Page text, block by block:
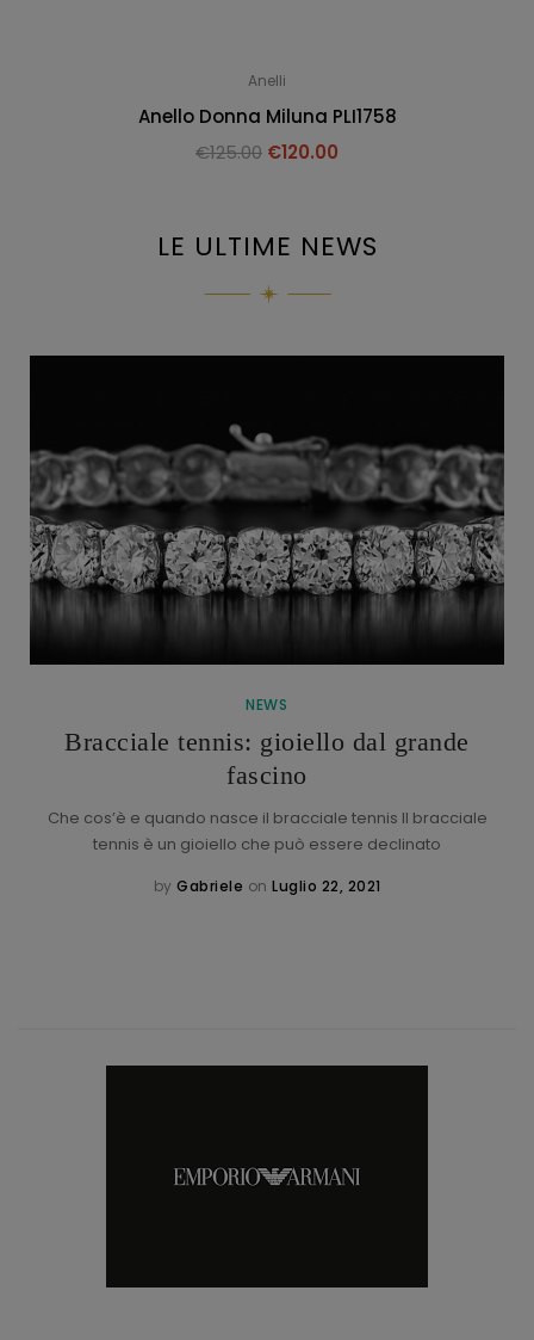
Anelli
Anello Donna Miluna PLI1758
€125.00 €120.00
LE ULTIME NEWS
NEWS
Bracciale tennis: gioiello dal grande
fascino
Che cos’è e quando nasce il bracciale tennis Il bracciale
tennis è un gioiello che può essere declinato
by Gabriele on Luglio 22, 2021